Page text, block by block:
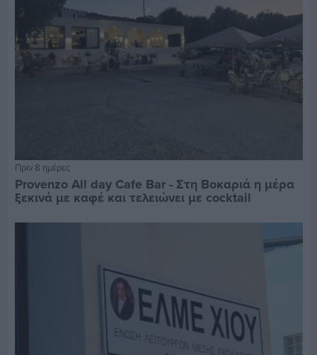
Πριν 8 ημέρες
Provenzo All day Cafe Bar - Στη Βοκαριά η μέρα
ξεκινά με καφέ και τελειώνει με cocktail